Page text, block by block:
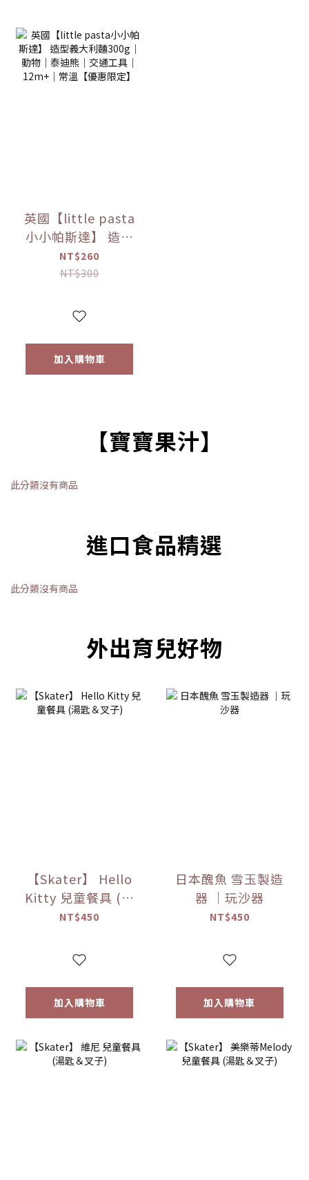
英國【little pasta
小小帕斯達】 造型
義大利麵300g｜動
物｜泰迪熊｜交通
【優惠限定】
NT$260
NT$300
加入購物車
【寶寶果汁】
此分類沒有商品
進口食品精選
此分類沒有商品
外出育兒好物
【Skater】 Hello
Kitty 兒童餐具 (湯
匙＆叉子)
NT$450
加入購物車
日本醜魚 雪玉製造
器 ｜玩沙器
NT$450
加入購物車